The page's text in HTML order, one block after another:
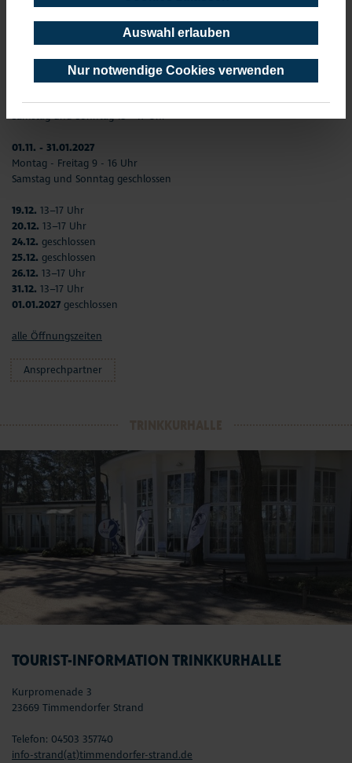
Auswahl erlauben
Nur notwendige Cookies verwenden
03.04. - 23.08.
Montag - Freitag 9–12 Uhr und 13–17 Uhr
23.09. - 31.10.
Montag - Freitag 9–12 Uhr und 13–17 Uhr
Samstag und Sonntag 13 - 17 Uhr
01.11. - 31.01.2027
Montag - Freitag 9 - 16 Uhr
Samstag und Sonntag geschlossen
19.12. 13–17 Uhr
20.12. 13–17 Uhr
24.12. geschlossen
25.12. geschlossen
26.12. 13–17 Uhr
31.12. 13–17 Uhr
01.01.2027 geschlossen
alle Öffnungszeiten
Ansprechpartner
TOURIST-INFORMATION TRINKKURHALLE
Kurpromenade 3
23669 Timmendorfer Strand
Telefon: 04503 357740
info-strand(at)timmendorfer-strand.de